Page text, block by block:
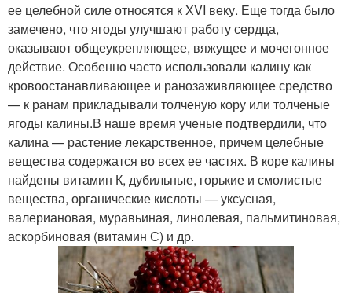
ее целебной силе относятся к XVI веку. Еще тогда было
замечено, что ягоды улучшают работу сердца,
оказывают общеукрепляющее, вяжущее и мочегонное
действие. Особенно часто использовали калину как
кровоостанавливающее и ранозаживляющее средство
— к ранам прикладывали толченую кору или толченые
ягоды калины.В наше время ученые подтвердили, что
калина — растение лекарственное, причем целебные
вещества содержатся во всех ее частях. В коре калины
найдены витамин К, дубильные, горькие и смолистые
вещества, органические кислоты — уксусная,
валериановая, муравьиная, линолевая, пальмитиновая,
аскорбиновая (витамин С) и др.